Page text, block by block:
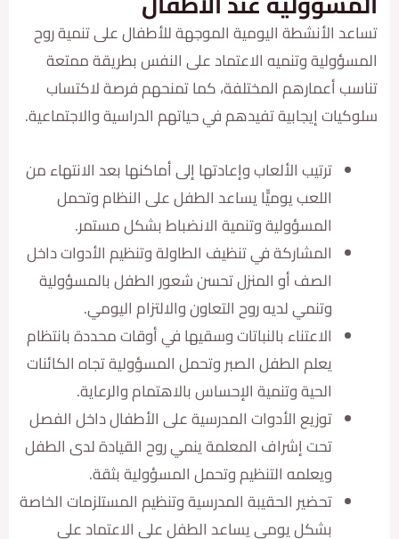
الأنشطة اليومية الموجهة للأطفال على تنمية روح
وتنميه الاعتماد على النفس بطريقة ممتعة
أعمارهم المختلفة، كما تمنحهم فرصة لاكتساب
إيجابية تفيدهم في حياتهم الدراسية والاجتماعية.
ترتيب الألعاب وإعادتها إلى أماكنها بعد الانتهاء من
اللعب يوميّّا يساعد الطفل على النظام وتحمل
المسؤولية وتنمية الانضباط بشكل مستمر.
المشاركة في تنظيف الطاولة وتنظيم الأدوات داخل
الصف أو المنزل تحسن شعور الطفل بالمسؤولية
وتنمي لديه روح التعاون والالتزام اليومي.
الاعتناء بالنباتات وسقيها في أوقات محددة بانتظام
يعلم الطفل الصبر وتحمل المسؤولية تجاه الكائنات
الحية وتنمية الإحساس بالاهتمام والرعاية.
توزيع الأدوات المدرسية على الأطفال داخل الفصل
تحت إشراف المعلمة ينمي روح القيادة لدى الطفل
ويعلمه التنظيم وتحمل المسؤولية بثقة.
تحضير الحقيبة المدرسية وتنظيم المستلزمات الخاصة
بشكل يومي يساعد الطفل على الاعتماد على